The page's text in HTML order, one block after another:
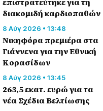
διακομιδή καρδιοπαθών
8 Αύγ 2026 • 13:48
Nικηφόρα πρεμιέρα στα
Γιάννενα για την Εθνική
Κορασίδων
8 Αύγ 2026 • 13:45
263,5 εκατ. ευρώ για τα
νέα Σχέδια Βελτίωσης